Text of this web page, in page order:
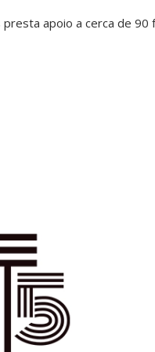
apoio a cerca de